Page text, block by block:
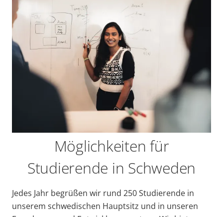
Möglichkeiten für
Studierende in Schweden
Jedes Jahr begrüßen wir rund 250 Studierende in
unserem schwedischen Hauptsitz und in unseren